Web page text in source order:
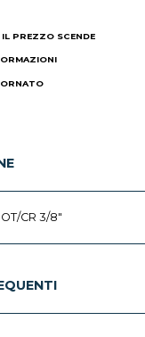
IL PREZZO SCENDE
CR 3/8"